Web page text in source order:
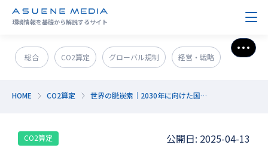
環境情報を基礎から解説するサイト
総合 CO2算定 グローバル規制 経営・戦略
CO2削減 その他
さら
HOME CO2算定 世界の脱炭素｜2030年に向けた国内外の最新動向とCO2排出量の推移
CO2算定 公開日: 2025-04-13